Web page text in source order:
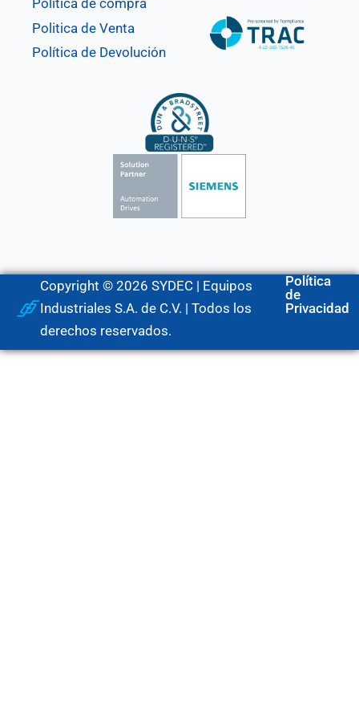
Politica de Venta
Política de Devolución
Copyright © 2026 SYDEC | Equipos
Industriales S.A. de C.V. | Todos los
derechos reservados.
Política
de
Privacidad